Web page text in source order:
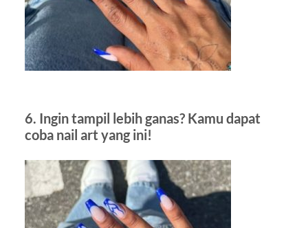
6. Ingin tampil lebih ganas? Kamu dapat
coba nail art yang ini!